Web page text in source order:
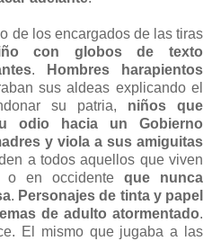
de los encargados de las tiras
con globos de texto
.
Hombres harapientos
sus aldeas explicando el
su patria, niños que
odio hacia un Gobierno
y viola a sus amiguitas
a todos aquellos que viven
o en occidente que nunca
. Personajes de tinta y papel
de adulto atormentado.
El mismo que jugaba a las